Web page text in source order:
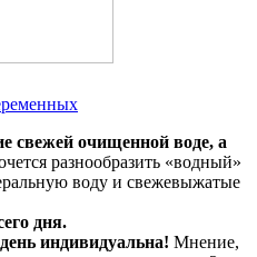
свежей очищенной воде, а
разнообразить «водный»
воду и свежевыжатые
дня.
индивидуальна! Мнение,